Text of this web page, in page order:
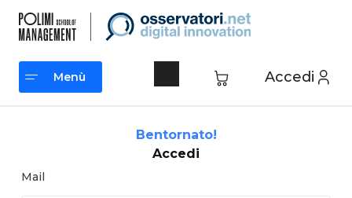
contenuto
Accedi
Menù
Bentornato!
Accedi
Mail